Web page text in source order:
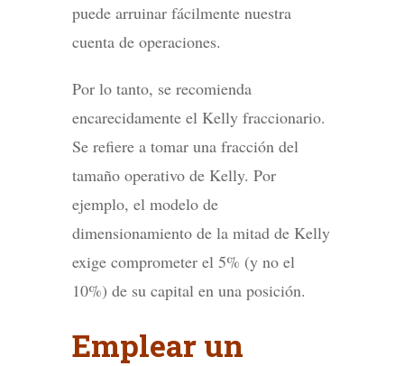
puede arruinar fácilmente nuestra
cuenta de operaciones.
Por lo tanto, se recomienda
encarecidamente el Kelly fraccionario.
Se refiere a tomar una fracción del
tamaño operativo de Kelly. Por
ejemplo, el modelo de
dimensionamiento de la mitad de Kelly
exige comprometer el 5% (y no el
10%) de su capital en una posición.
Emplear un